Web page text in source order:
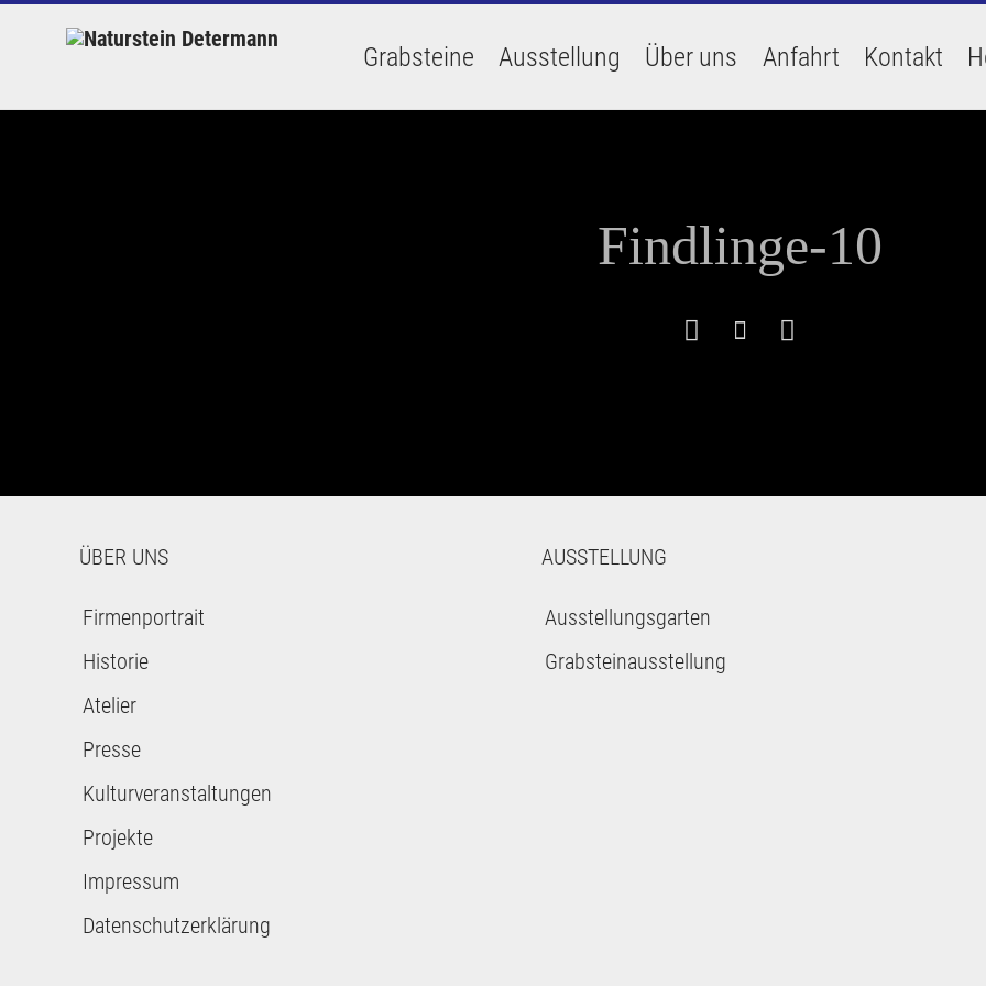
Grabsteine Ausstellung Über uns Anfahrt Kontakt
Findlinge-10
  
ÜBER UNS
Firmenportrait
Historie
Atelier
Presse
Kulturveranstaltungen
Projekte
Impressum
Datenschutzerklärung
AUSSTELLUNG
Ausstellungsgarten
Grabsteinausstellung